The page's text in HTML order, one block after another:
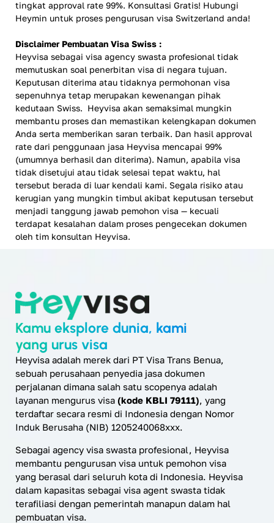
tingkat approval rate 99%. Konsultasi Gratis! Hubungi
Heymin untuk proses pengurusan visa Switzerland anda!
Disclaimer Pembuatan Visa Swiss :
Heyvisa sebagai visa agency swasta profesional tidak
memutuskan soal penerbitan visa di negara tujuan.
Keputusan diterima atau tidaknya permohonan visa
sepenuhnya tetap merupakan kewenangan pihak
kedutaan Swiss. Heyvisa akan semaksimal mungkin
membantu proses dan memastikan kelengkapan dokumen
Anda serta memberikan saran terbaik. Dan hasil approval
rate dari penggunaan jasa Heyvisa mencapai 99%
(umumnya berhasil dan diterima). Namun, apabila visa
tidak disetujui atau tidak selesai tepat waktu, hal
tersebut berada di luar kendali kami. Segala risiko atau
kerugian yang mungkin timbul akibat keputusan tersebut
menjadi tanggung jawab pemohon visa — kecuali
terdapat kesalahan dalam proses pengecekan dokumen
oleh tim konsultan Heyvisa.
Kamu eksplore dunia, kami
yang urus visa
Heyvisa adalah merek dari PT Visa Trans Benua,
sebuah perusahaan penyedia jasa dokumen
perjalanan dimana salah satu scopenya adalah
layanan mengurus visa (kode KBLI 79111), yang
terdaftar secara resmi di Indonesia dengan Nomor
Induk Berusaha (NIB) 1205240068xxx.
Sebagai agency visa swasta profesional, Heyvisa
membantu pengurusan visa untuk pemohon visa
yang berasal dari seluruh kota di Indonesia. Heyvisa
dalam kapasitas sebagai visa agent swasta tidak
terafiliasi dengan pemerintah manapun dalam hal
pembuatan visa.